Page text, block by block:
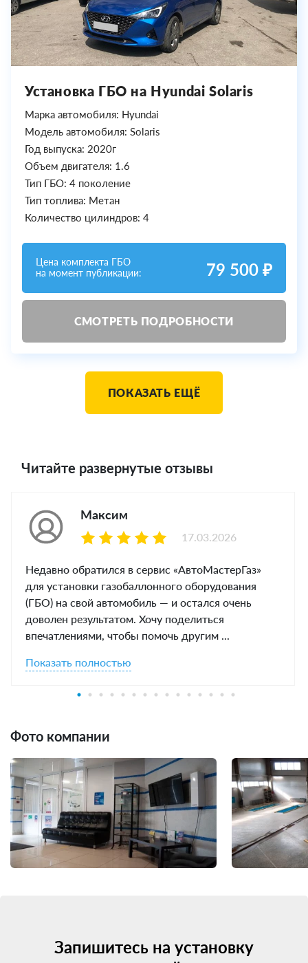
Установка ГБО на Hyundai Solaris
Марка автомобиля: Hyundai
Модель автомобиля: Solaris
Год выпуска: 2020г
Объем двигателя: 1.6
Тип ГБО: 4 поколение
Тип топлива: Метан
Количество цилиндров: 4
Цена комплекта ГБО
на момент публикации:
79 500 ₽
СМОТРЕТЬ ПОДРОБНОСТИ
ПОКАЗАТЬ ЕЩЁ
Читайте развернутые отзывы
Максим
Недавно обратился в сервис «АвтоМастерГаз»
для установки газобаллонного оборудования
(ГБО) на свой автомобиль — и остался очень
доволен результатом. Хочу поделиться
впечатлениями, чтобы помочь другим ...
Показать полностью
17.03.2026
Фото компании
Запишитесь на установку